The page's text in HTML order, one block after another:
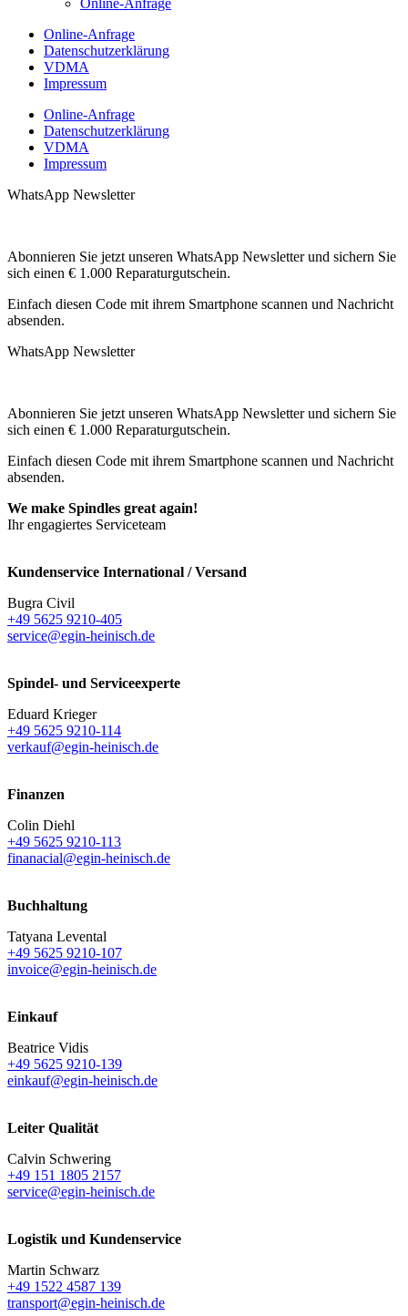
Online-Anfrage
Online-Anfrage
Datenschutzerklärung
VDMA
Impressum
Online-Anfrage
Datenschutzerklärung
VDMA
Impressum
WhatsApp Newsletter
Abonnieren Sie jetzt unseren WhatsApp Newsletter und sichern Sie
sich einen € 1.000 Reparaturgutschein.
Einfach diesen Code mit ihrem Smartphone scannen und Nachricht
absenden.
WhatsApp Newsletter
Abonnieren Sie jetzt unseren WhatsApp Newsletter und sichern Sie
sich einen € 1.000 Reparaturgutschein.
Einfach diesen Code mit ihrem Smartphone scannen und Nachricht
absenden.
We make Spindles great again!
Ihr engagiertes Serviceteam
Kundenservice International / Versand
Bugra Civil
+49 5625 9210-405
service@egin-heinisch.de
Spindel- und Serviceexperte
Eduard Krieger
+49 5625 9210-114
verkauf@egin-heinisch.de
Finanzen
Colin Diehl
+49 5625 9210-113
finanacial@egin-heinisch.de
Buchhaltung
Tatyana Levental
+49 5625 9210-107
invoice@egin-heinisch.de
Einkauf
Beatrice Vidis
+49 5625 9210-139
einkauf@egin-heinisch.de
Leiter Qualität
Calvin Schwering
+49 151 1805 2157
service@egin-heinisch.de
Logistik und Kundenservice
Martin Schwarz
+49 1522 4587 139
transport@egin-heinisch.de